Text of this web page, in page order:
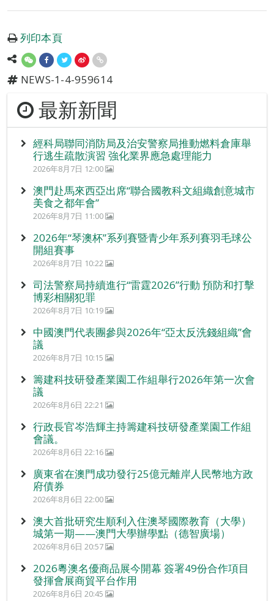
列印本頁
NEWS-1-4-959614
最新新聞
經科局聯同消防局及治安警察局推動燃料倉庫舉
行逃生疏散演習 強化業界應急處理能力
2026年8月7日 12:00
澳門赴馬來西亞出席“聯合國教科文組織創意城市
美食之都年會”
2026年8月7日 11:00
2026年“琴澳杯”系列賽暨青少年系列賽羽毛球公
開組賽事
2026年8月7日 10:22
司法警察局持續進行“雷霆2026”行動 預防和打擊
博彩相關犯罪
2026年8月7日 10:19
中國澳門代表團參與2026年“亞太反洗錢組織”會
議
2026年8月7日 10:15
籌建科技研發產業園工作組舉行2026年第一次會
議
2026年8月6日 22:21
行政長官岑浩輝主持籌建科技研發產業園工作組
會議。
2026年8月6日 22:16
廣東省在澳門成功發行25億元離岸人民幣地方政
府債券
2026年8月6日 22:00
澳大首批研究生順利入住澳琴國際教育（大學）
城第一期——澳門大學辦學點（德智廣場）
2026年8月6日 20:57
2026粵澳名優商品展今開幕 簽署49份合作項目
發揮會展商貿平台作用
2026年8月6日 20:45